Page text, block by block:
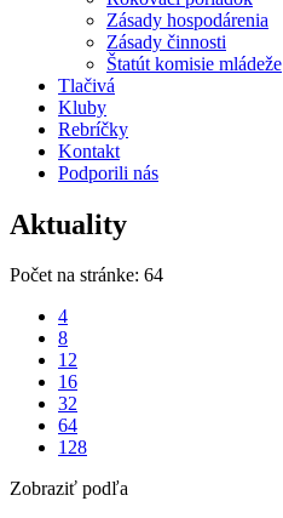
Zásady hospodárenia
Zásady činnosti
Štatút komisie mládeže
Tlačivá
Kluby
Rebríčky
Kontakt
Podporili nás
Aktuality
Počet na stránke: 64
4
8
12
16
32
64
128
Zobraziť podľa